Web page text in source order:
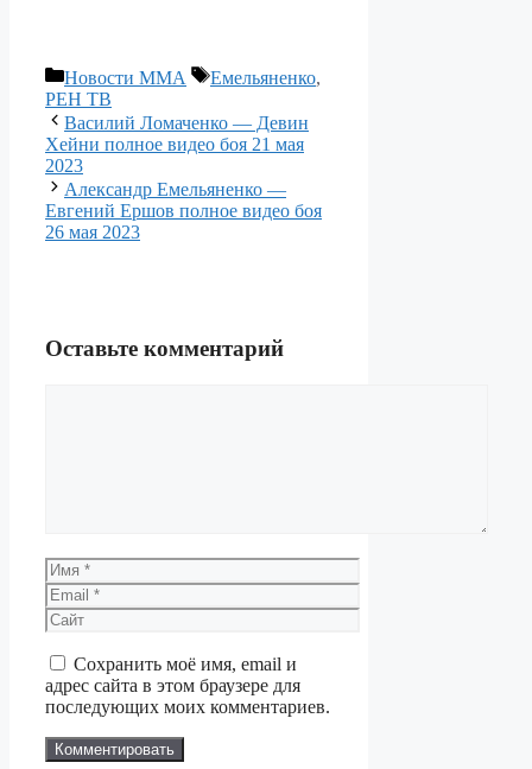
Рубрики
Новости ММА Метки
Емельяненко,
РЕН ТВ
Василий Ломаченко — Девин
Хейни полное видео боя 21 мая
2023
Александр Емельяненко —
Евгений Ершов полное видео боя
26 мая 2023
Оставьте комментарий
Имя
Email
Сайт
Сохранить моё имя, email и
адрес сайта в этом браузере для
последующих моих комментариев.